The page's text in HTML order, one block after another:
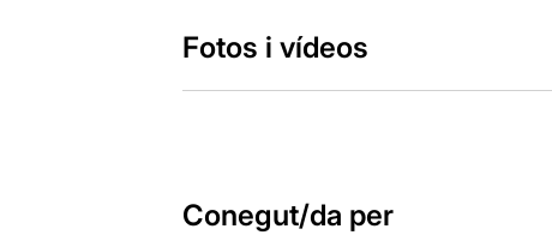
Fotos i vídeos
Conegut/da per